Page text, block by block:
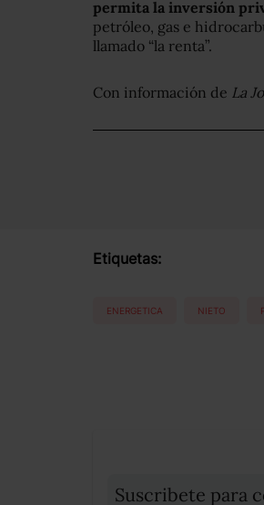
permita la inversión
petróleo, gas e
llamado “la renta”.
Con información de La
Etiquetas:
ENERGETICA NIETO
Suscribete para